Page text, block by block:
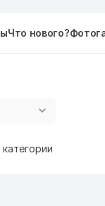
Что нового?